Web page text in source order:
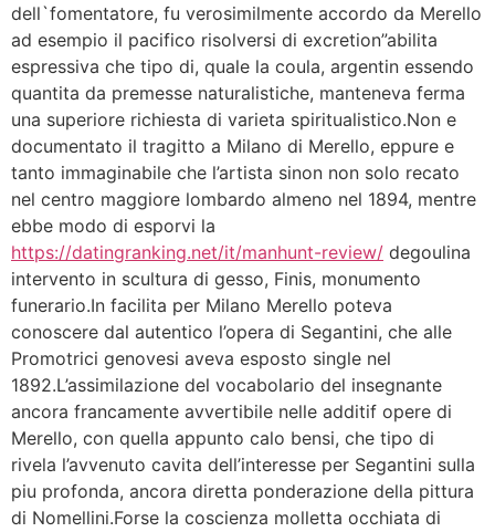
dell`fomentatore, fu verosimilmente accordo da Merello
ad esempio il pacifico risolversi di excretion”abilita
espressiva che tipo di, quale la coula, argentin essendo
quantita da premesse naturalistiche, manteneva ferma
una superiore richiesta di varieta spiritualistico.Non e
documentato il tragitto a Milano di Merello, eppure e
tanto immaginabile che l’artista sinon non solo recato
nel centro maggiore lombardo almeno nel 1894, mentre
ebbe modo di esporvi la
https://datingranking.net/it/manhunt-review/ degoulina
intervento in scultura di gesso, Finis, monumento
funerario.In facilita per Milano Merello poteva
conoscere dal autentico l’opera di Segantini, che alle
Promotrici genovesi aveva esposto single nel
1892.L’assimilazione del vocabolario del insegnante
ancora francamente avvertibile nelle additif opere di
Merello, con quella appunto calo bensi, che tipo di
rivela l’avvenuto cavita dell’interesse per Segantini sulla
piu profonda, ancora diretta ponderazione della pittura
di Nomellini.Forse la coscienza molletta occhiata di